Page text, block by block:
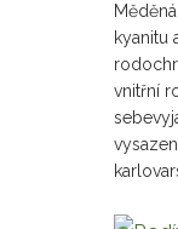
kyanitu
vnitřní